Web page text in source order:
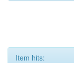
Item hits: